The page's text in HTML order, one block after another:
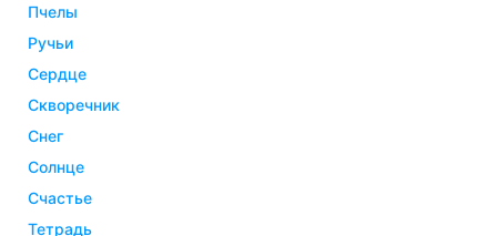
пчелы
ручьи
сердце
скворечник
снег
солнце
счастье
тетрадь